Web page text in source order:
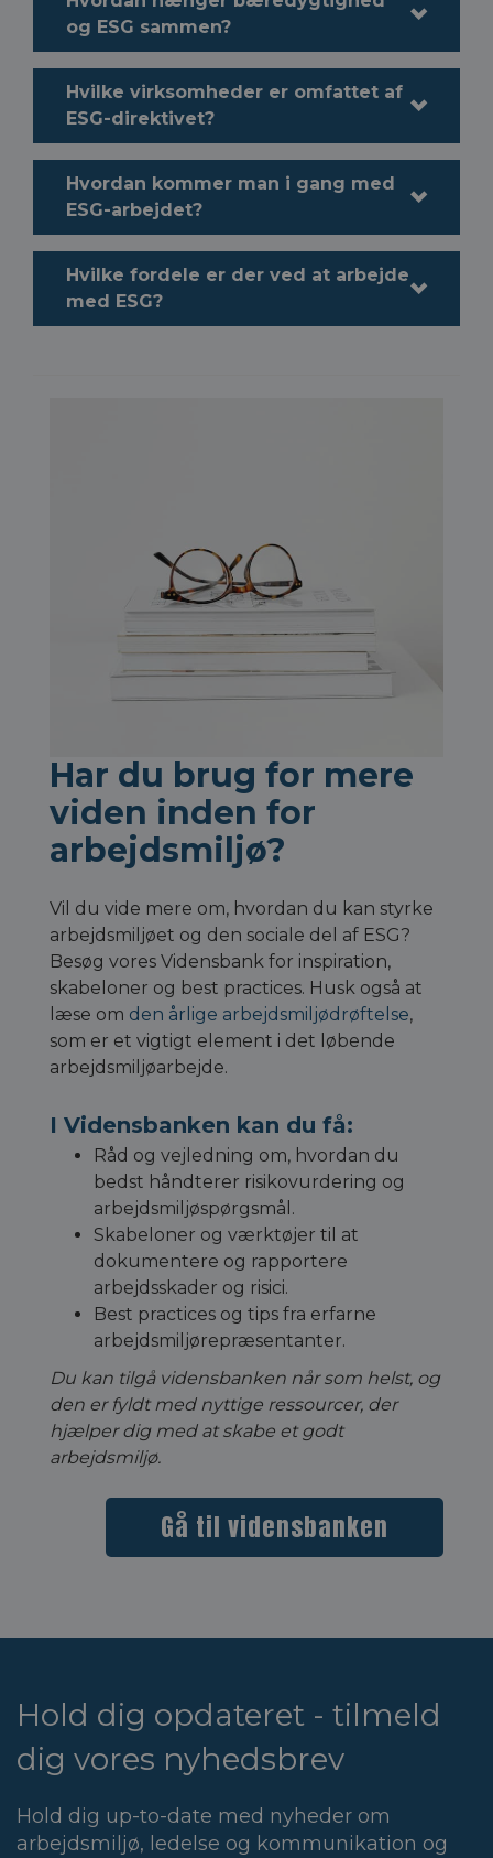
og ESG sammen?
Hvilke virksomheder er omfattet af
ESG-direktivet?
Hvordan kommer man i gang med
ESG-arbejdet?
Hvilke fordele er der ved at arbejde
med ESG?
Har du brug for mere
viden inden for
arbejdsmiljø?
Vil du vide mere om, hvordan du kan styrke
arbejdsmiljøet og den sociale del af ESG?
Besøg vores Vidensbank for inspiration,
skabeloner og best practices. Husk også at
læse om den årlige arbejdsmiljødrøftelse,
som er et vigtigt element i det løbende
arbejdsmiljøarbejde.
I Vidensbanken kan du få:
Råd og vejledning om, hvordan du
bedst håndterer risikovurdering og
arbejdsmiljøspørgsmål.
Skabeloner og værktøjer til at
dokumentere og rapportere
arbejdsskader og risici.
Best practices og tips fra erfarne
arbejdsmiljørepræsentanter.
Du kan tilgå vidensbanken når som helst, og
den er fyldt med nyttige ressourcer, der
hjælper dig med at skabe et godt
arbejdsmiljø.
Gå til vidensbanken
Hold dig opdateret - tilmeld
dig vores nyhedsbrev
Hold dig up-to-date med nyheder om
arbejdsmiljø, ledelse og kommunikation og